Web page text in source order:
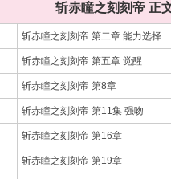
斩赤瞳之刻刻帝 正
斩赤瞳之刻刻帝 第二章 能力选择
斩赤瞳之刻刻帝 第五章 觉醒
斩赤瞳之刻刻帝 第8章
斩赤瞳之刻刻帝 第11集 强吻
斩赤瞳之刻刻帝 第16章
斩赤瞳之刻刻帝 第19章